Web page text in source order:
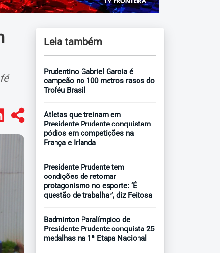
Leia também
Prudentino Gabriel Garcia é
campeão no 100 metros rasos do
Troféu Brasil
Atletas que treinam em
Presidente Prudente conquistam
pódios em competições na
França e Irlanda
Presidente Prudente tem
condições de retomar
protagonismo no esporte: ‘É
questão de trabalhar’, diz Feitosa
Badminton Paralímpico de
Presidente Prudente conquista 25
medalhas na 1ª Etapa Nacional